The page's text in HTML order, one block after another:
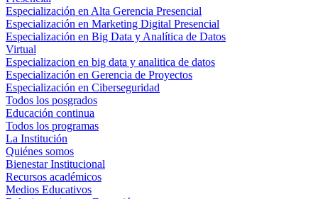
Especialización en Alta Gerencia Presencial
Especialización en Marketing Digital Presencial
Especialización en Big Data y Analítica de Datos
Virtual
Especializacion en big data y analitica de datos
Especialización en Gerencia de Proyectos
Especialización en Ciberseguridad
Todos los posgrados
Educación continua
Todos los programas
La Institución
Quiénes somos
Bienestar Institucional
Recursos académicos
Medios Educativos